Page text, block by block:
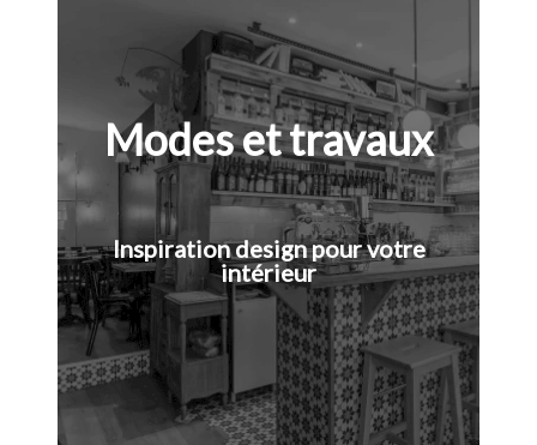
Modes et travaux
Inspiration design pour votre
intérieur